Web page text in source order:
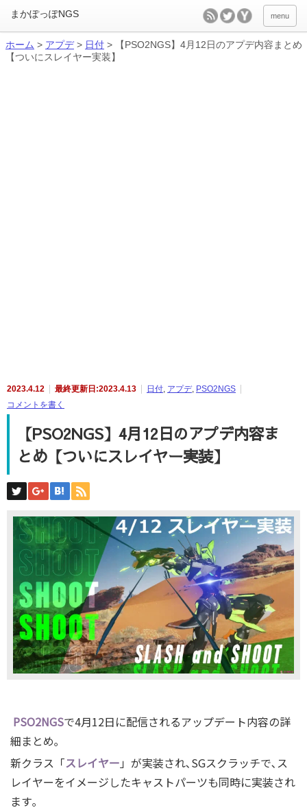
menu
ホーム > アプデ> 日付 >
【PSO2NGS】4月12日のアプデ内容まとめ
【ついにスレイヤー実装】
2023.4.12 最終更新日:2023.4.13 日付, アプデ, PSO2NGS
コメントを書く
【PSO2NGS】4月12日のアプデ内容ま
とめ【ついにスレイヤー実装】
PSO2NGSで4月12日に配信されるアップデート内容の詳
細まとめ｡
新クラス「スレイヤー 」が実装され､SGスクラッチで､ス
レイヤーをイメージしたキャストパーツも同時に実装され
ます｡